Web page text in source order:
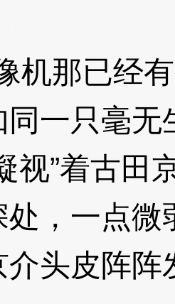
那已经有
一只毫
视”着古田
一点微
头皮阵阵